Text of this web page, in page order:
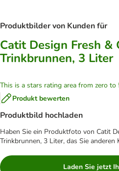
Produktbilder von Kunden für
Catit Design Fresh &
Trinkbrunnen, 3 Liter
This is a stars rating area from zero to
Produkt bewerten
Produktbild hochladen
Haben Sie ein Produktfoto von Catit
Trinkbrunnen, 3 Liter, das Sie anderen
Laden Sie jetzt